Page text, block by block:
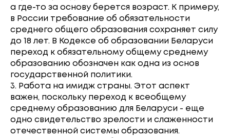
а где-то за основу берется возраст. К примеру,
в России требование об обязательности
среднего общего образования сохраняет силу
до 18 лет. В Кодексе об образовании Беларуси
переход к обязательному общему среднему
образованию обозначен как одна из основ
государственной политики.
3. Работа на имидж страны. Этот аспект
важен, поскольку переход к всеобщему
среднему образованию для Беларуси - еще
одно свидетельство зрелости и слаженности
отечественной системы образования.